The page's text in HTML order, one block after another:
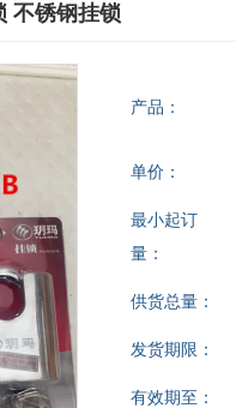
不锈钢挂锁
产品：
单价：
最小起订
量：
供货总量：
发货期限：
有效期至：